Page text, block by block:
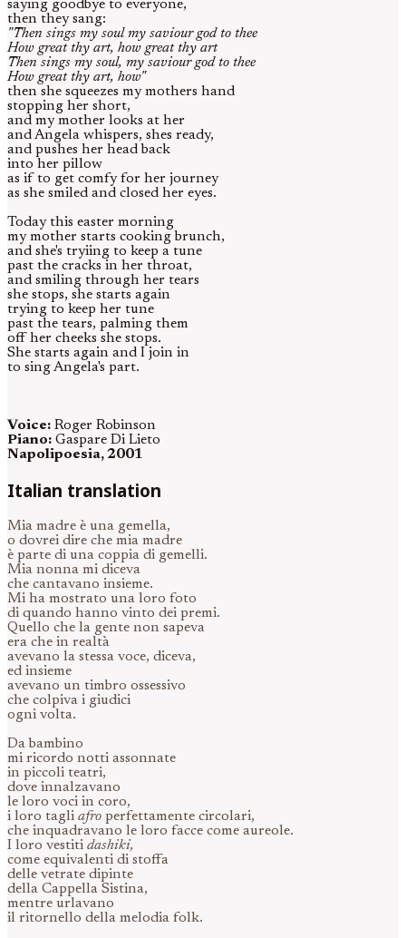
saying goodbye to everyone,
then they sang:
"Then sings my soul my saviour god to thee
How great thy art, how great thy art
Then sings my soul, my saviour god to thee
How great thy art, how"
then she squeezes my mothers hand
stopping her short,
and my mother looks at her
and Angela whispers, shes ready,
and pushes her head back
into her pillow
as if to get comfy for her journey
as she smiled and closed her eyes.
Today this easter morning
my mother starts cooking brunch,
and she's tryiing to keep a tune
past the cracks in her throat,
and smiling through her tears
she stops, she starts again
trying to keep her tune
past the tears, palming them
off her cheeks she stops.
She starts again and I join in
to sing Angela's part.
Voice: Roger Robinson
Piano: Gaspare Di Lieto
Napolipoesia, 2001
Italian translation
Mia madre è una gemella,
o dovrei dire che mia madre
è parte di una coppia di gemelli.
Mia nonna mi diceva
che cantavano insieme.
Mi ha mostrato una loro foto
di quando hanno vinto dei premi.
Quello che la gente non sapeva
era che in realtà
avevano la stessa voce, diceva,
ed insieme
avevano un timbro ossessivo
che colpiva i giudici
ogni volta.
Da bambino
mi ricordo notti assonnate
in piccoli teatri,
dove innalzavano
le loro voci in coro,
i loro tagli afro perfettamente circolari,
che inquadravano le loro facce come aureole.
I loro vestiti dashiki,
come equivalenti di stoffa
delle vetrate dipinte
della Cappella Sistina,
mentre urlavano
il ritornello della melodia folk.